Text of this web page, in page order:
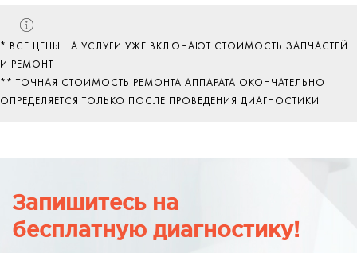
* ВСЕ ЦЕНЫ НА УСЛУГИ УЖЕ ВКЛЮЧАЮТ СТОИМОСТЬ ЗАПЧАСТЕЙ
И РЕМОНТ
** ТОЧНАЯ СТОИМОСТЬ РЕМОНТА АППАРАТА ОКОНЧАТЕЛЬНО
ОПРЕДЕЛЯЕТСЯ ТОЛЬКО ПОСЛЕ ПРОВЕДЕНИЯ ДИАГНОСТИКИ
Запишитесь на
бесплатную диагностику!